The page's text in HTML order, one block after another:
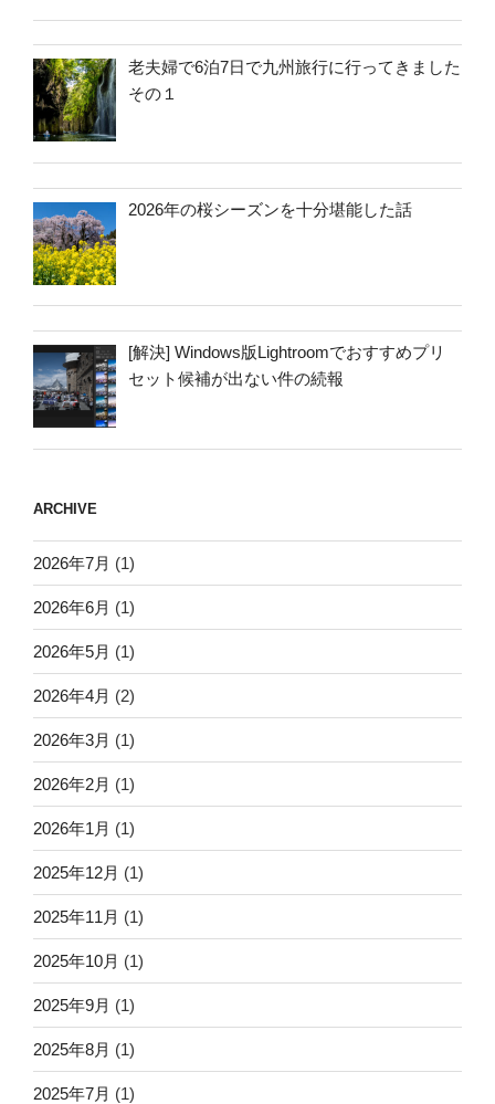
老夫婦で6泊7日で九州旅行に行ってきました
その１
2026年の桜シーズンを十分堪能した話
[解決] Windows版Lightroomでおすすめプリ
セット候補が出ない件の続報
ARCHIVE
2026年7月 (1)
2026年6月 (1)
2026年5月 (1)
2026年4月 (2)
2026年3月 (1)
2026年2月 (1)
2026年1月 (1)
2025年12月 (1)
2025年11月 (1)
2025年10月 (1)
2025年9月 (1)
2025年8月 (1)
2025年7月 (1)